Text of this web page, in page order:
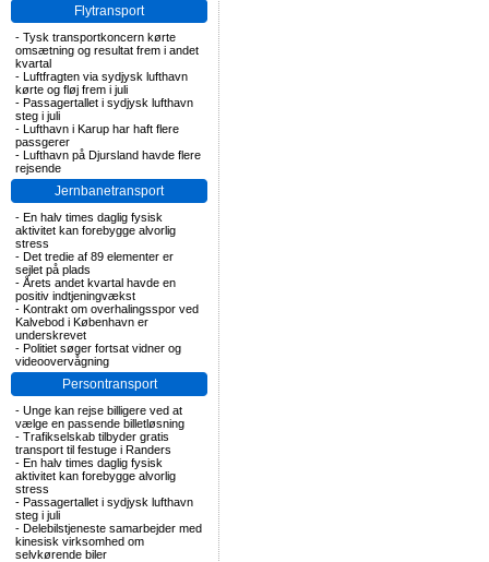
Flytransport
- Tysk transportkoncern kørte
omsætning og resultat frem i andet
kvartal
- Luftfragten via sydjysk lufthavn
kørte og fløj frem i juli
- Passagertallet i sydjysk lufthavn
steg i juli
- Lufthavn i Karup har haft flere
passgerer
- Lufthavn på Djursland havde flere
rejsende
Jernbanetransport
- En halv times daglig fysisk
aktivitet kan forebygge alvorlig
stress
- Det tredie af 89 elementer er
sejlet på plads
- Årets andet kvartal havde en
positiv indtjeningvækst
- Kontrakt om overhalingsspor ved
Kalvebod i København er
underskrevet
- Politiet søger fortsat vidner og
videoovervågning
Persontransport
- Unge kan rejse billigere ved at
vælge en passende billetløsning
- Trafikselskab tilbyder gratis
transport til festuge i Randers
- En halv times daglig fysisk
aktivitet kan forebygge alvorlig
stress
- Passagertallet i sydjysk lufthavn
steg i juli
- Delebilstjeneste samarbejder med
kinesisk virksomhed om
selvkørende biler